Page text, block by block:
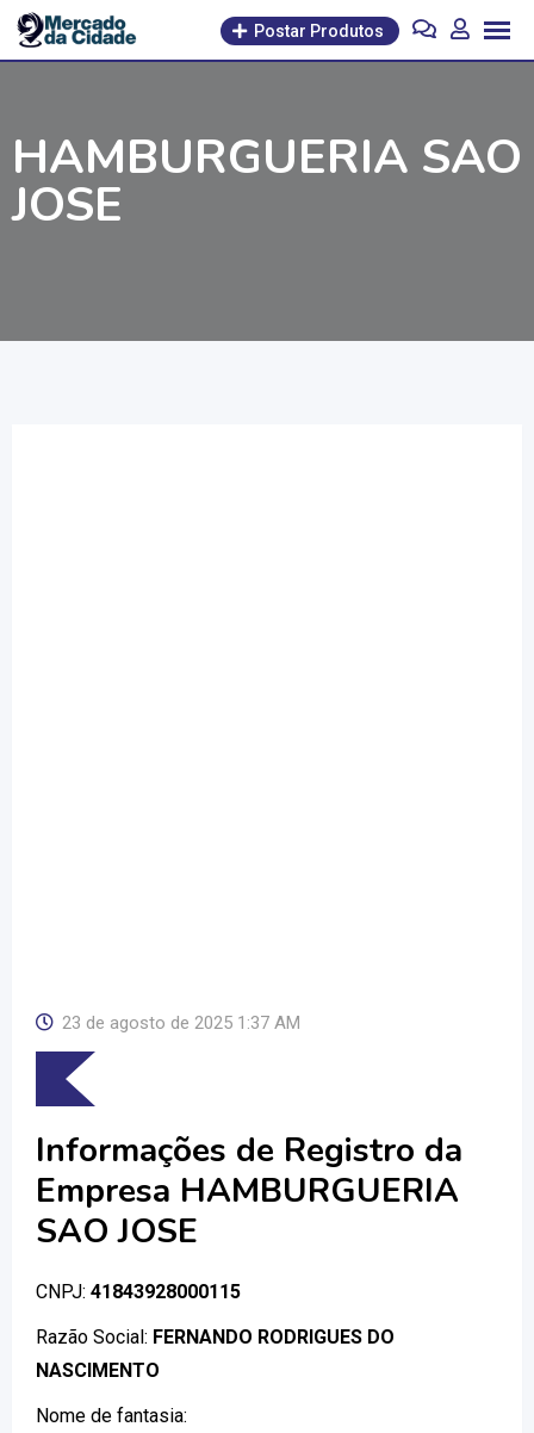
Pular
para
Postar Produtos
HAMBURGUERIA SAO
JOSE
23 de agosto de 2025 1:37 AM
Informações de Registro da
Empresa HAMBURGUERIA
SAO JOSE
CNPJ: 41843928000115
Razão Social: FERNANDO RODRIGUES DO
NASCIMENTO
Nome de fantasia: